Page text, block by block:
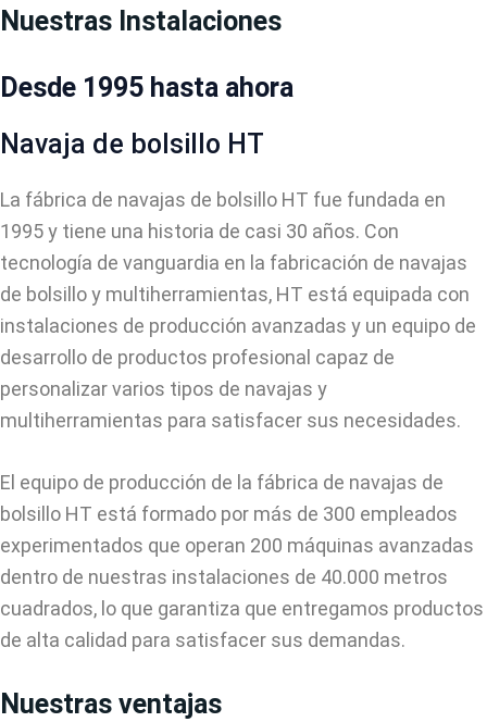
Nuestras Instalaciones
Desde 1995 hasta ahora
Navaja de bolsillo HT
La fábrica de navajas de bolsillo HT fue fundada en
1995 y tiene una historia de casi 30 años. Con
tecnología de vanguardia en la fabricación de navajas
de bolsillo y multiherramientas, HT está equipada con
instalaciones de producción avanzadas y un equipo de
desarrollo de productos profesional capaz de
personalizar varios tipos de navajas y
multiherramientas para satisfacer sus necesidades.
El equipo de producción de la fábrica de navajas de
bolsillo HT está formado por más de 300 empleados
experimentados que operan 200 máquinas avanzadas
dentro de nuestras instalaciones de 40.000 metros
cuadrados, lo que garantiza que entregamos productos
de alta calidad para satisfacer sus demandas.
Nuestras ventajas